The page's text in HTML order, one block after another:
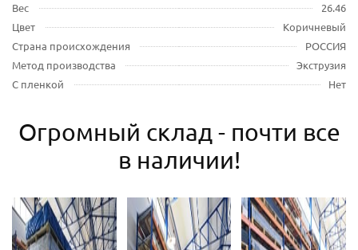
Вес
26.46
Цвет
Коричневый
Страна происхождения
РОССИЯ
Метод производства
Экструзия
С пленкой
Нет
Огромный склад - почти все
в наличии!